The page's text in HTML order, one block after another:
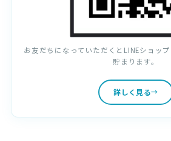
お友だちになっていただくとLINEショッ
貯まります。
詳しく見る